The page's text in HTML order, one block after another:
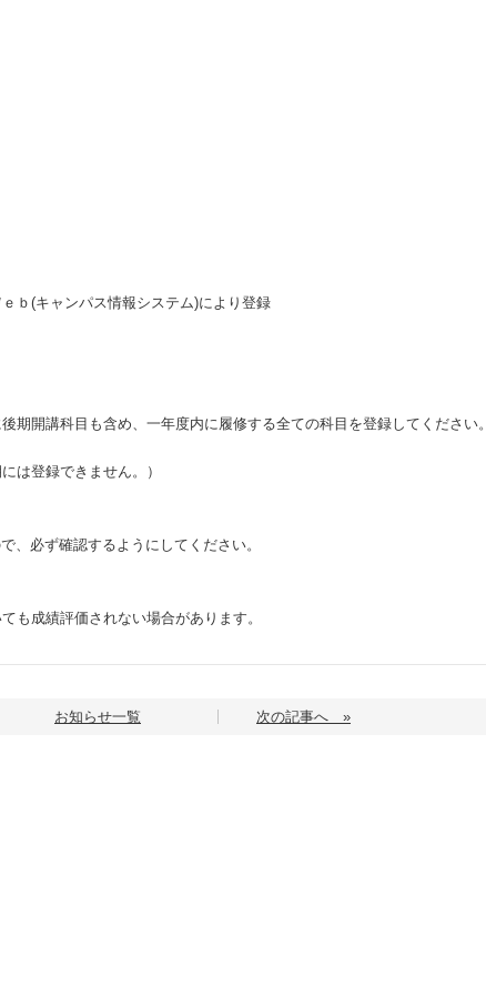
ｂ(キャンパス情報システム)により登録
期開講科目も含め、一年度内に履修する全ての科目を登録してください。
は登録できません。）
、必ず確認するようにしてください。
も成績評価されない場合があります。
お知らせ一覧 次の記事へ »